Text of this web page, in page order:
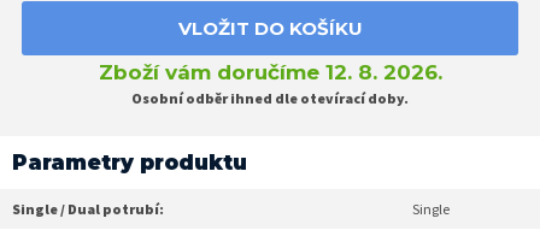
VLOŽIT DO KOŠÍKU
Zboží vám doručíme 12. 8. 2026.
Osobní odběr ihned dle otevírací doby.
Parametry produktu
Single / Dual potrubí: Single